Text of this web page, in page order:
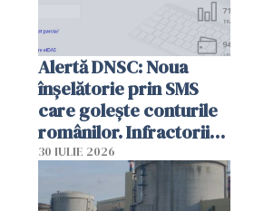
Alertă DNSC: Noua
înșelătorie prin SMS
care golește conturile
românilor. Infractorii
folosesc numele
Ghișeul.ro și al Poliției
Române
30 IULIE 2026